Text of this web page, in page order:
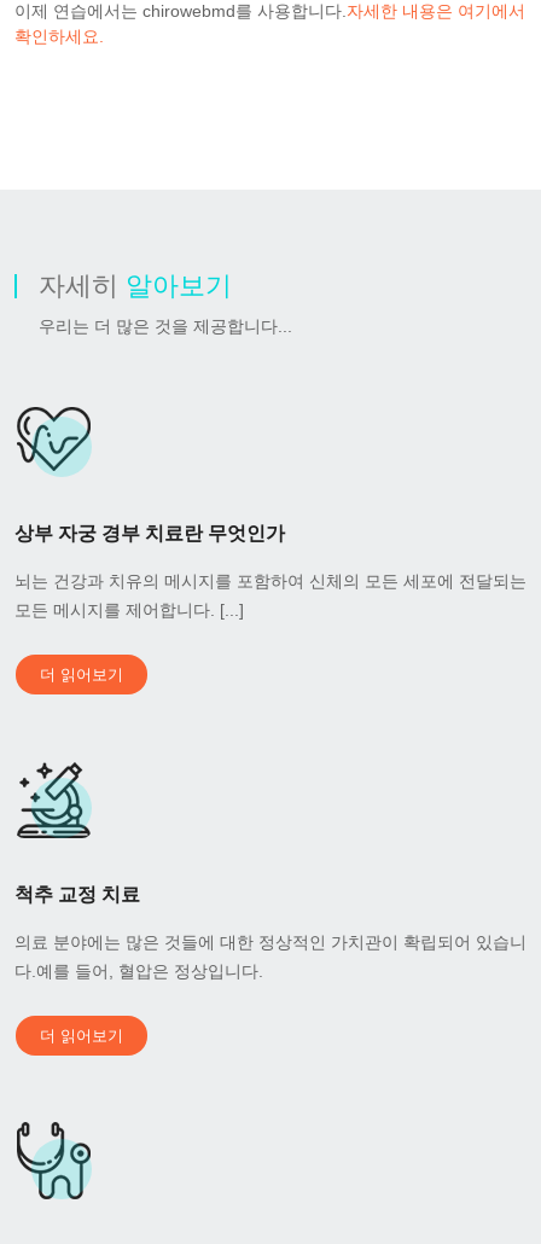
이제 연습에서는 chirowebmd를 사용합니다.자세한 내용은 여기에서
확인하세요.
자세히 알아보기
우리는 더 많은 것을 제공합니다...
상부 자궁 경부 치료란 무엇인가
뇌는 건강과 치유의 메시지를 포함하여 신체의 모든 세포에 전달되는
모든 메시지를 제어합니다. [...]
더 읽어보기
척추 교정 치료
의료 분야에는 많은 것들에 대한 정상적인 가치관이 확립되어 있습니
다.예를 들어, 혈압은 정상입니다.
더 읽어보기